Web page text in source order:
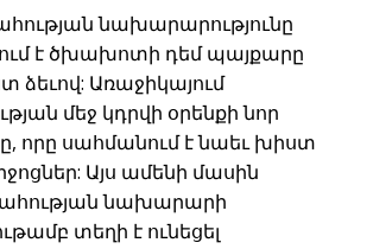
նախարարությունը
է ծխախոտի դեմ պայքարը
ձեւով: Առաջիկայում
մեջ կդրվի օրենքի նոր
որը սահմանում է նաեւ խիստ
Այս ամենի մասին
նախարարի
տեղի է ունեցել